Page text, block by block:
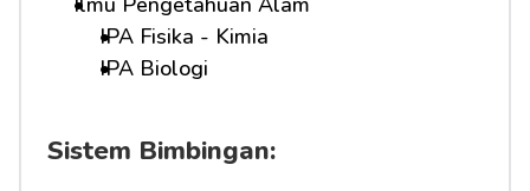
IPA Fisika - Kimia
IPA Biologi
Sistem Bimbingan: